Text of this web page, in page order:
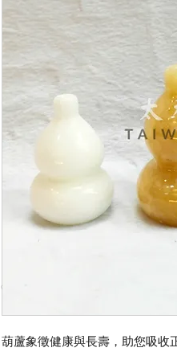
© Copyright Taiwo.online
葫蘆象徵健康與長壽，助您吸收